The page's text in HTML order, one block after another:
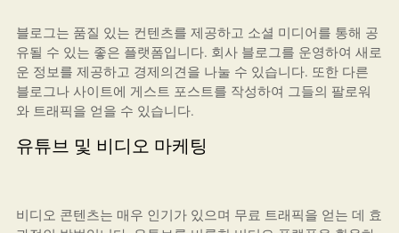
블로그는 품질 있는 컨텐츠를 제공하고 소셜 미디어를 통해 공
유될 수 있는 좋은 플랫폼입니다. 회사 블로그를 운영하여 새로
운 정보를 제공하고 경제의견을 나눌 수 있습니다. 또한 다른
블로그나 사이트에 게스트 포스트를 작성하여 그들의 팔로워
와 트래픽을 얻을 수 있습니다.
유튜브 및 비디오 마케팅
비디오 콘텐츠는 매우 인기가 있으며 무료 트래픽을 얻는 데 효